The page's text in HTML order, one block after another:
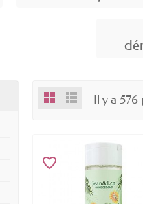
Il y a 576
favorite_border